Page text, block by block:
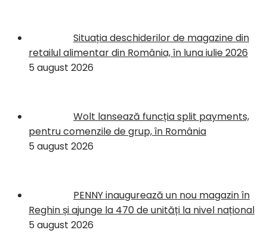
Situația deschiderilor de magazine din
retailul alimentar din România, în luna iulie 2026
5 august 2026
Wolt lansează funcția split payments,
pentru comenzile de grup, în România
5 august 2026
PENNY inaugurează un nou magazin în
Reghin și ajunge la 470 de unități la nivel național
5 august 2026